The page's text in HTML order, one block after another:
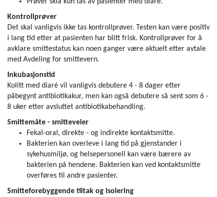
Kontrollprøver
Det skal vanligvis ikke tas kontrollprøver. Testen kan være positiv
i lang tid etter at pasienten har blitt frisk. Kontrollprøver for å
avklare smittestatus kan noen ganger være aktuelt etter avtale
med Avdeling for smittevern.
Inkubasjonstid
Kolitt med diaré vil vanligvis debutere 4 - 8 dager etter
påbegynt antibiotikakur, men kan også debutere så sent som 6 -
8 uker etter avsluttet antibiotikabehandling.
Smittemåte - smitteveier
Fekal-oral, direkte - og indirekte kontaktsmitte.
Bakterien kan overleve i lang tid på gjenstander i
sykehusmiljø, og helsepersonell kan være bærere av
bakterien på hendene. Bakterien kan ved kontaktsmitte
overføres til andre pasienter.
Smitteforebyggende tiltak og isolering